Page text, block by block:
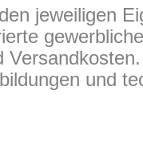
jeweiligen
und